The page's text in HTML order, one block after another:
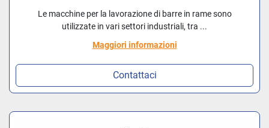
Le macchine per la lavorazione di barre in rame sono
utilizzate in vari settori industriali, tra ...
Maggiori informazioni
Contattaci